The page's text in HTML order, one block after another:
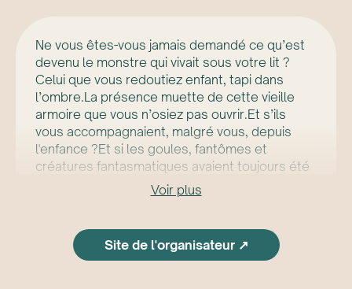
Ne vous êtes-vous jamais demandé ce qu’est
devenu le monstre qui vivait sous votre lit ?
Celui que vous redoutiez enfant, tapi dans
l’ombre.La présence muette de cette vieille
armoire que vous n’osiez pas ouvrir.Et s’ils
vous accompagnaient, malgré vous, depuis
l'enfance ?Et si les goules, fantômes et
créatures fantasmatiques avaient toujours été
là, mais que nos yeux d’adultes les avaient
révéler à nouveau.Car aussi terrifiants soient-
ils, ils ont des choses à raconter sur nos peurs,
Voir plus
Site de l'organisateur ↗